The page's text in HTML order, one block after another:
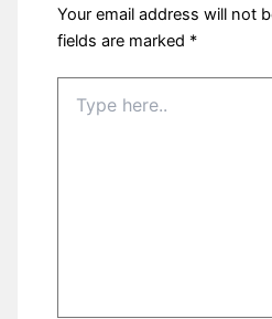
Your email address will not
fields are marked *
here..